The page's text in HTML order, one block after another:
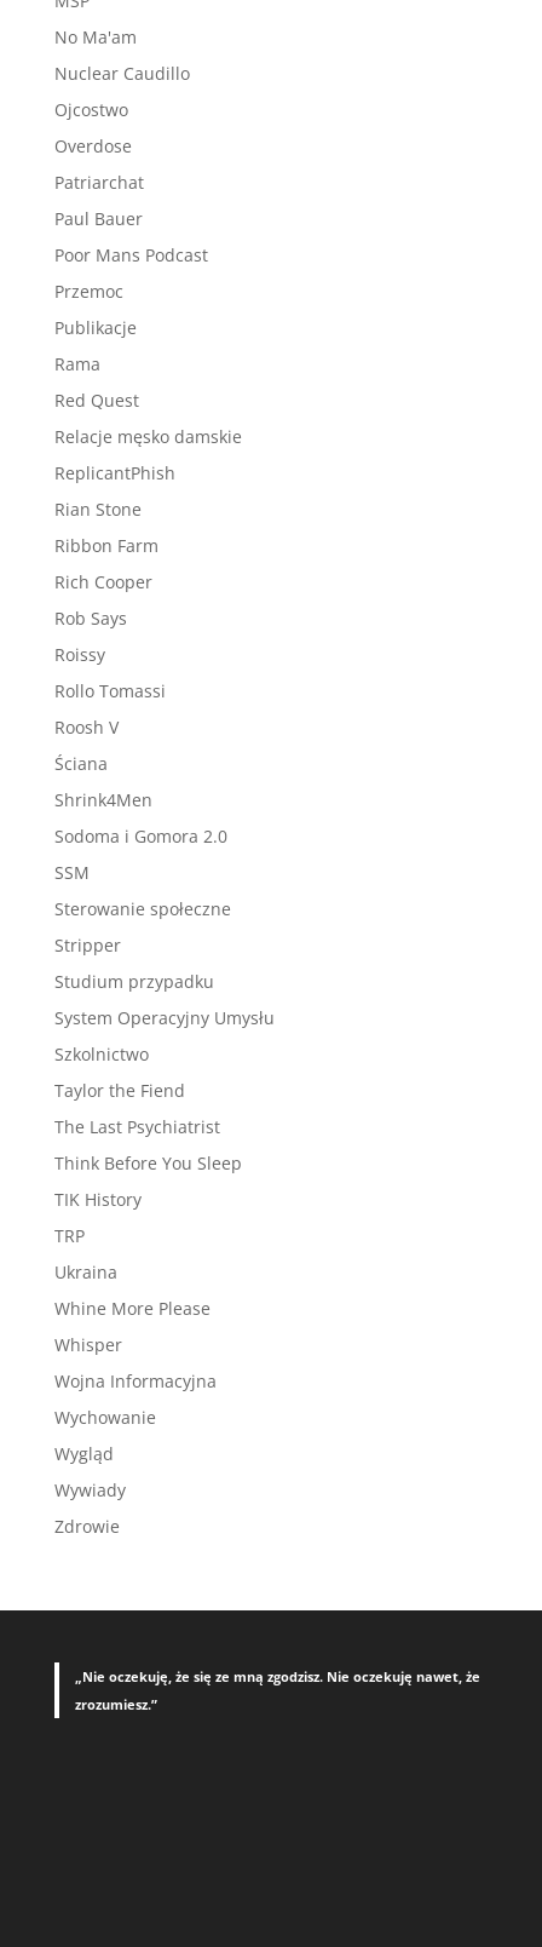
No Ma'am
Nuclear Caudillo
Ojcostwo
Overdose
Patriarchat
Paul Bauer
Poor Mans Podcast
Przemoc
Publikacje
Rama
Red Quest
Relacje męsko damskie
ReplicantPhish
Rian Stone
Ribbon Farm
Rich Cooper
Rob Says
Roissy
Rollo Tomassi
Roosh V
Ściana
Shrink4Men
Sodoma i Gomora 2.0
SSM
Sterowanie społeczne
Stripper
Studium przypadku
System Operacyjny Umysłu
Szkolnictwo
Taylor the Fiend
The Last Psychiatrist
Think Before You Sleep
TIK History
TRP
Ukraina
Whine More Please
Whisper
Wojna Informacyjna
Wychowanie
Wygląd
Wywiady
Zdrowie
„Nie oczekuję, że się ze mną zgodzisz. Nie oczekuję nawet, że
zrozumiesz.”